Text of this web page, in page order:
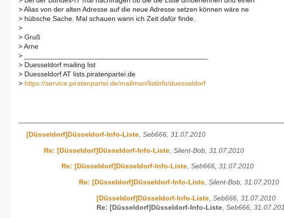
> Alias von der alten Adresse auf die neue Adresse setzen können wäre ne
> hübsche Sache. Mal schauen wann ich Zeit dafür finde.
>
> Gruß
> Arne
>
> Duesseldorf mailing list
> Duesseldorf AT lists.piratenpartei.de
> https://service.piratenpartei.de/mailman/listinfo/duesseldorf
[Düsseldorf]Düsseldorf-Info-Liste, Seb666, 31.07.2010
Re: [Düsseldorf]Düsseldorf-Info-Liste Silent-Bob, 31.07.2010
Re: [Düsseldorf]Düsseldorf-Info-Liste, Seb666, 31.07.2010
Re: [Düsseldorf]Düsseldorf-Info-Liste, Silent-Bob, 31.07.2010
[Düsseldorf]Düsseldorf-Info-Liste Seb666, 31.07.2010
Re: [Düsseldorf]Düsseldorf-Info-Liste Seb666,